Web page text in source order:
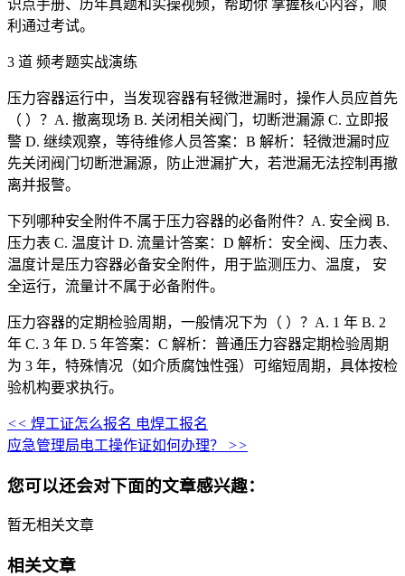
识点手册、历年真题和实操视频，帮助你 掌握核心内容，顺
利通过考试。
3 道 频考题实战演练
压力容器运行中，当发现容器有轻微泄漏时，操作人员应首先
（ ）？A. 撤离现场 B. 关闭相关阀门，切断泄漏源 C. 立即报
警 D. 继续观察，等待维修人员答案：B 解析：轻微泄漏时应
先关闭阀门切断泄漏源，防止泄漏扩大，若泄漏无法控制再撤
离并报警。
下列哪种安全附件不属于压力容器的必备附件？A. 安全阀 B.
压力表 C. 温度计 D. 流量计答案：D 解析：安全阀、压力表、
温度计是压力容器必备安全附件，用于监测压力、温度， 安
全运行，流量计不属于必备附件。
压力容器的定期检验周期，一般情况下为（ ）？A. 1 年 B. 2
年 C. 3 年 D. 5 年答案：C 解析：普通压力容器定期检验周期
为 3 年，特殊情况（如介质腐蚀性强）可缩短周期，具体按检
验机构要求执行。
<< 焊工证怎么报名 电焊工报名
应急管理局电工操作证如何办理？ >>
您可以还会对下面的文章感兴趣：
暂无相关文章
相关文章